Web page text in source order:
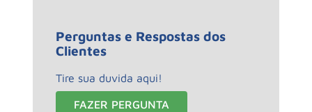
Perguntas e Respostas dos
Clientes
Tire sua duvida aqui!
FAZER PERGUNTA